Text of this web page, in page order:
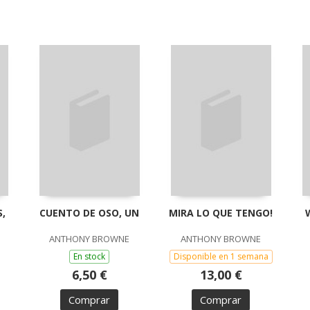
CUENTO DE OSO, UN
ANTHONY BROWNE
En stock
6,50 €
Comprar
MIRA LO QUE TENGO!
ANTHONY BROWNE
Disponible en 1 semana
13,00 €
Comprar